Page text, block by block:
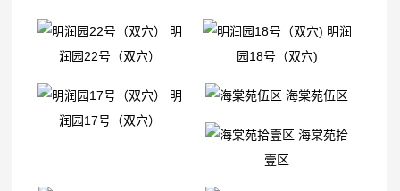
明
润园22号（双穴）
明润
园18号（双穴)
明
润园17号（双穴）
海棠苑伍区
海棠苑拾
壹区